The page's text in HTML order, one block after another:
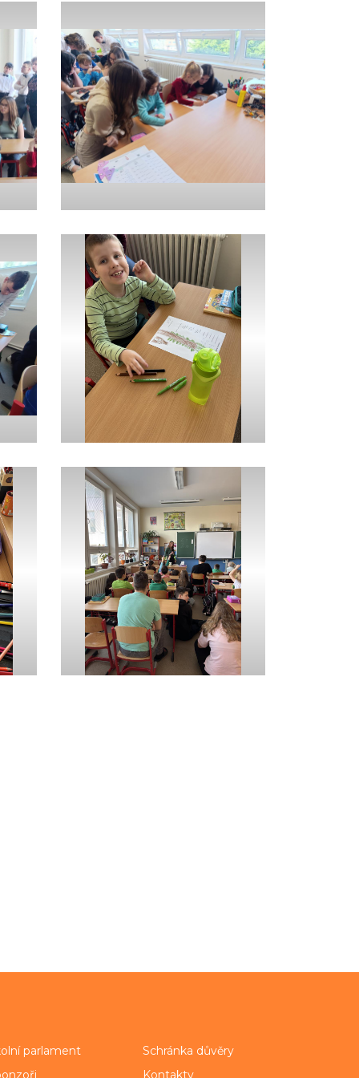
parlament
Schránka důvěry
Kontakty